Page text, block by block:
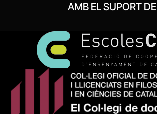
AMB EL SUPORT DE